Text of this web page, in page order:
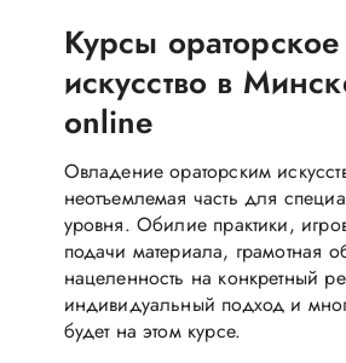
Курсы ораторское
искусство в
online
Овладение ораторским
неотъемлемая часть для
уровня. Обилие практики,
подачи материала, грамотная
нацеленность на конкретный
индивидуальный подход и
будет на этом курсе.